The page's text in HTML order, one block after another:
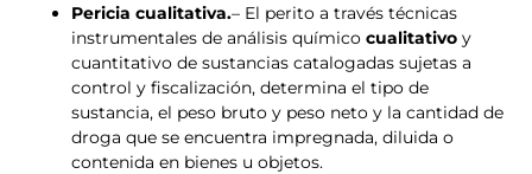
Pericia cualitativa.– El perito a través técnicas
instrumentales de análisis químico cualitativo y
cuantitativo de sustancias catalogadas sujetas a
control y fiscalización, determina el tipo de
sustancia, el peso bruto y peso neto y la cantidad de
droga que se encuentra impregnada, diluida o
contenida en bienes u objetos.